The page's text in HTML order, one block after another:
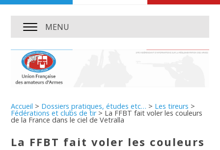
MENU
Accueil > Dossiers pratiques, études etc… > Les tireurs >
Fédérations et clubs de tir> La FFBT fait voler les couleurs
de la France dans le ciel de Vetralla
La FFBT fait voler les couleurs